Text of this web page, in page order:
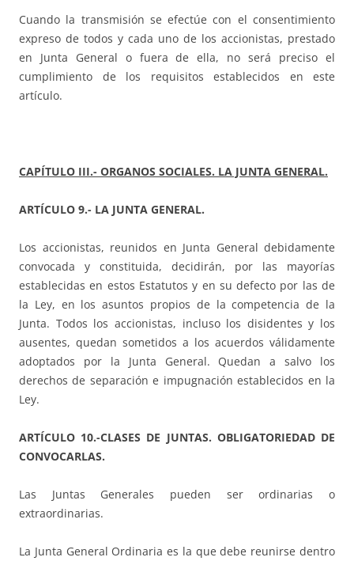
Cuando la transmisión se efectúe con el consentimiento
expreso de todos y cada uno de los accionistas, prestado
en Junta General o fuera de ella, no será preciso el
cumplimiento de los requisitos establecidos en este
artículo.
CAPÍTULO III.- ORGANOS SOCIALES. LA JUNTA GENERAL.
ARTÍCULO 9.- LA JUNTA GENERAL.
Los accionistas, reunidos en Junta General debidamente
convocada y constituida, decidirán, por las mayorías
establecidas en estos Estatutos y en su defecto por las de
la Ley, en los asuntos propios de la competencia de la
Junta. Todos los accionistas, incluso los disidentes y los
ausentes, quedan sometidos a los acuerdos válidamente
adoptados por la Junta General. Quedan a salvo los
derechos de separación e impugnación establecidos en la
Ley.
ARTÍCULO 10.-CLASES DE JUNTAS. OBLIGATORIEDAD DE
CONVOCARLAS.
Las Juntas Generales pueden ser ordinarias o
extraordinarias.
La Junta General Ordinaria es la que debe reunirse dentro